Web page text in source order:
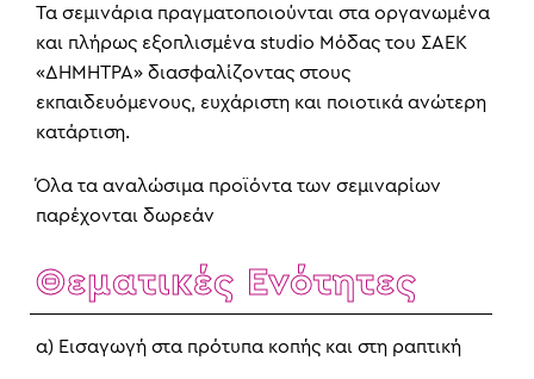
Τα σεμινάρια πραγματοποιούνται στα οργανωμένα
και πλήρως εξοπλισμένα studio Μόδας του ΣΑΕΚ
«ΔΗΜΗΤΡΑ» διασφαλίζοντας στους
εκπαιδευόμενους, ευχάριστη και ποιοτικά ανώτερη
κατάρτιση.
Όλα τα αναλώσιμα προϊόντα των σεμιναρίων
παρέχονται δωρεάν
Θεματικές Ενότητες
α) Εισαγωγή στα πρότυπα κοπής και στη ραπτική